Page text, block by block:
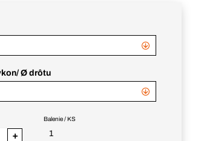
Ø drôtu
Balenie / KS
1
+